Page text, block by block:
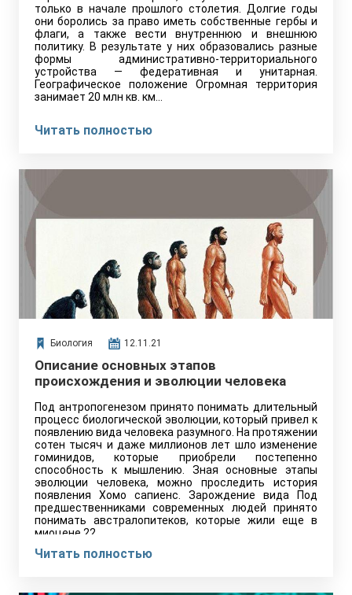
только в начале прошлого столетия. Долгие годы
они боролись за право иметь собственные гербы и
флаги, а также вести внутреннюю и внешнюю
политику. В результате у них образовались разные
формы административно-территориального
устройства — федеративная и унитарная.
Географическое положение Огромная территория
занимает 20 млн кв. км…
Читать полностью
Биология 12.11.21
Описание основных этапов
происхождения и эволюции человека
Под антропогенезом принято понимать длительный
процесс биологической эволюции, который привел к
появлению вида человека разумного. На протяжении
сотен тысяч и даже миллионов лет шло изменение
гоминидов, которые приобрели постепенно
способность к мышлению. Зная основные этапы
эволюции человека, можно проследить история
появления Хомо сапиенс. Зарождение вида Под
предшественниками современных людей принято
понимать австралопитеков, которые жили еще в
миоцене 22…
Читать полностью